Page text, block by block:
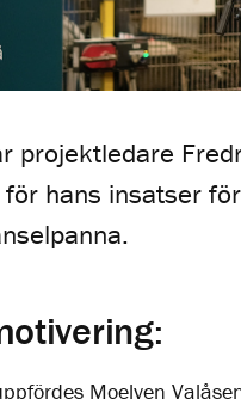
projektledare
för hans insatser
Moelven